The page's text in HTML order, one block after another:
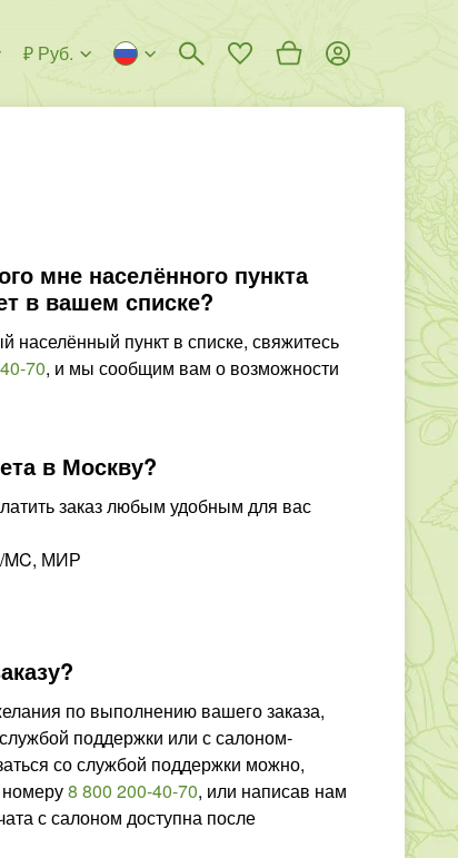
₽ Руб.
мне населённого пункта
в вашем списке?
пункт в списке, свяжитесь
70, и мы сообщим вам о возможности
в Москву?
заказ любым удобным для вас
MC, МИР
по выполнению вашего заказа,
поддержки или с салоном-
со службой поддержки можно,
8 800 200-40-70, или написав нам
доступна после